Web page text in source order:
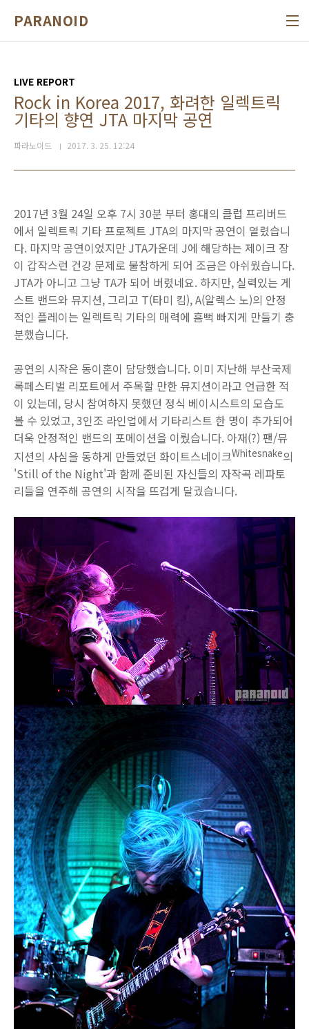
PARANOID
LIVE REPORT
Rock in Korea 2017, 화려한 일렉트릭
기타의 향연 JTA 마지막 공연
파라노이드 2017. 3. 25. 12:24
2017년 3월 24일 오후 7시 30분 부터 홍대의 클럽 프리버드
에서 일렉트릭 기타 프로젝트 JTA의 마지막 공연이 열렸습니
다. 마지막 공연이었지만 JTA가운데 J에 해당하는 제이크 장
이 갑작스런 건강 문제로 불참하게 되어 조금은 아쉬웠습니다.
JTA가 아니고 그냥 TA가 되어 버렸네요. 하지만, 실력있는 게
스트 밴드와 뮤지션, 그리고 T(타미 킴), A(알렉스 노)의 안정
적인 플레이는 일렉트릭 기타의 매력에 흠뻑 빠지게 만들기 충
분했습니다.
공연의 시작은 동이혼이 담당했습니다. 이미 지난해 부산국제
록페스티벌 리포트에서 주목할 만한 뮤지션이라고 언급한 적
이 있는데, 당시 참여하지 못했던 정식 베이시스트의 모습도
볼 수 있었고, 3인조 라인업에서 기타리스트 한 명이 추가되어
더욱 안정적인 밴드의 포메이션을 이뤘습니다. 아재(?) 팬/뮤
지션의 사심을 동하게 만들었던 화이트스네이크Whitesnake의
'Still of the Night'과 함께 준비된 자신들의 자작곡 레파토
리들을 연주해 공연의 시작을 뜨겁게 달궜습니다.